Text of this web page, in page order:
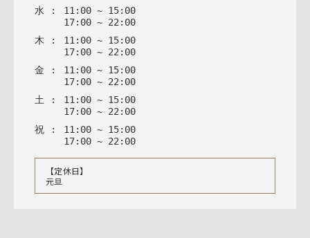
水 : 11 : 00 ~ 15: 00
17: 00 ~ 22 : 00
木 : 11 : 00 ~ 15: 00
17: 00 ~ 22 : 00
金 : 11 : 00 ~ 15: 00
17: 00 ~ 22 : 00
土 : 11 : 00 ~ 15: 00
17: 00 ~ 22 : 00
祝 : 11 : 00 ~ 15: 00
17: 00 ~ 22 : 00
【定休日】
元旦